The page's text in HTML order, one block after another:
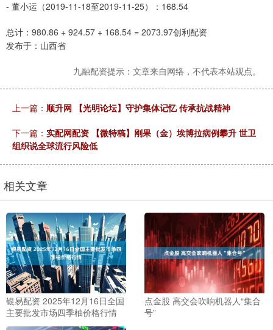
- 董小运（2019-11-18至2019-11-25）：168.54
总计：980.86 + 924.57 + 168.54 = 2073.97创利配资
发布于：山西省
九融配资提示：文章来自网络，不代表本站观点。
上一篇： 顺升网 【光明论坛】守护集体记忆 传承抗战精神
下一篇： 实配网配资 【微特稿】刚果（金）埃博拉病例攀升 世卫
组织说全球流行风险低
相关文章
银易配资 2025年12月16日全国
主要批发市场四季柚价格行情
点金股 高交会吹响机器人“集合
号”